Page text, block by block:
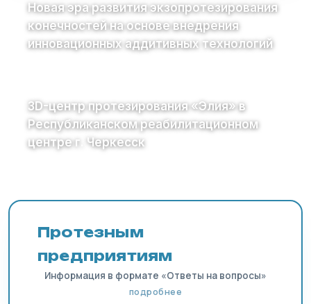
Новая эра развития экзопротезирования
конечностей на основе внедрения
инновационных аддитивных технологий
3D-центр протезирования «Элия» в
Республиканском реабилитационном
центре г. Черкесск
Протезным
предприятиям
Информация в формате «Ответы на вопросы»
подробнее